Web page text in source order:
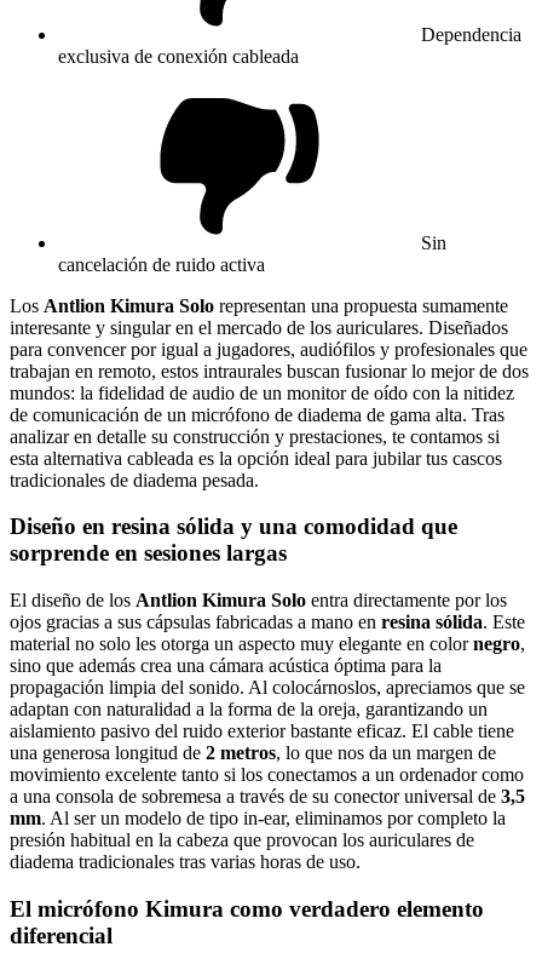
Dependencia
exclusiva de conexión cableada
Sin
cancelación de ruido activa
Los Antlion Kimura Solo representan una propuesta sumamente
interesante y singular en el mercado de los auriculares. Diseñados
para convencer por igual a jugadores, audiófilos y profesionales que
trabajan en remoto, estos intraurales buscan fusionar lo mejor de dos
mundos: la fidelidad de audio de un monitor de oído con la nitidez
de comunicación de un micrófono de diadema de gama alta. Tras
analizar en detalle su construcción y prestaciones, te contamos si
esta alternativa cableada es la opción ideal para jubilar tus cascos
tradicionales de diadema pesada.
Diseño en resina sólida y una comodidad que
sorprende en sesiones largas
El diseño de los Antlion Kimura Solo entra directamente por los
ojos gracias a sus cápsulas fabricadas a mano en resina sólida. Este
material no solo les otorga un aspecto muy elegante en colornegro,
sino que además crea una cámara acústica óptima para la
propagación limpia del sonido. Al colocárnoslos, apreciamos que se
adaptan con naturalidad a la forma de la oreja, garantizando un
aislamiento pasivo del ruido exterior bastante eficaz. El cable tiene
una generosa longitud de 2 metros, lo que nos da un margen de
movimiento excelente tanto si los conectamos a un ordenador como
a una consola de sobremesa a través de su conector universal de 3,5
mm. Al ser un modelo de tipo in-ear, eliminamos por completo la
presión habitual en la cabeza que provocan los auriculares de
diadema tradicionales tras varias horas de uso.
El micrófono Kimura como verdadero elemento
diferencial